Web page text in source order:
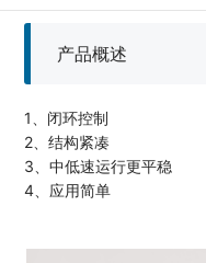
产品概述
1、闭环控制
2、结构紧凑
3、中低速运行更平稳
4、应用简单